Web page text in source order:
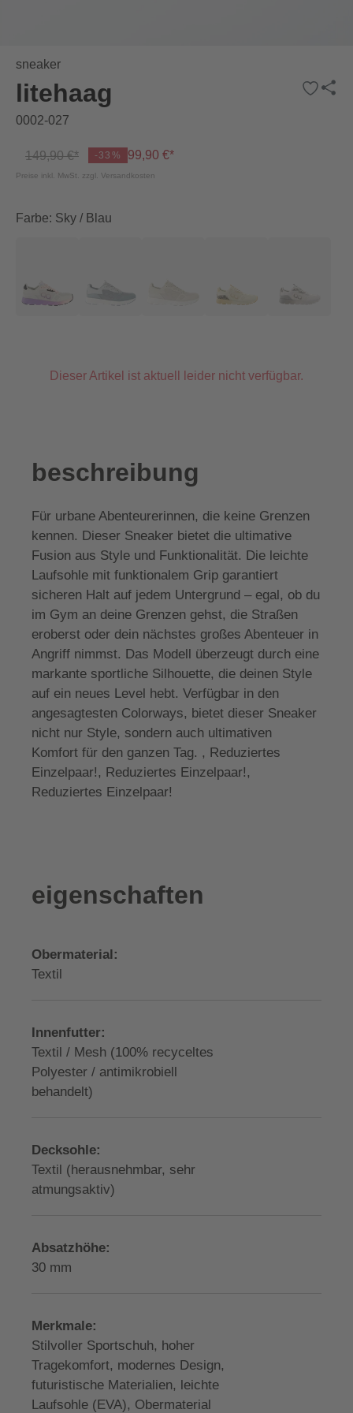
sneaker
litehaag
0002-027
99,90 €*
149,90 €* -33%
Preise inkl. MwSt. zzgl. Versandkosten
Farbe: Sky / Blau
Dieser Artikel ist aktuell leider nicht verfügbar.
beschreibung
Für urbane Abenteurerinnen, die keine Grenzen
kennen. Dieser Sneaker bietet die ultimative
Fusion aus Style und Funktionalität. Die leichte
Laufsohle mit funktionalem Grip garantiert
sicheren Halt auf jedem Untergrund – egal, ob du
im Gym an deine Grenzen gehst, die Straßen
eroberst oder dein nächstes großes Abenteuer in
Angriff nimmst. Das Modell überzeugt durch eine
markante sportliche Silhouette, die deinen Style
auf ein neues Level hebt. Verfügbar in den
angesagtesten Colorways, bietet dieser Sneaker
nicht nur Style, sondern auch ultimativen
Komfort für den ganzen Tag. , Reduziertes
Einzelpaar!, Reduziertes Einzelpaar!,
Reduziertes Einzelpaar!
eigenschaften
Obermaterial:
Textil
Innenfutter:
Textil / Mesh (100% recyceltes
Polyester / antimikrobiell
behandelt)
Decksohle:
Textil (herausnehmbar, sehr
atmungsaktiv)
Absatzhöhe:
30 mm
Merkmale:
Stilvoller Sportschuh, hoher
Tragekomfort, modernes Design,
futuristische Materialien, leichte
Laufsohle (EVA), Obermaterial